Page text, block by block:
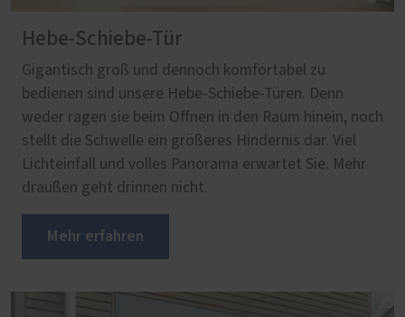
Hebe-Schiebe-Tür
Gigantisch groß und dennoch komfortabel zu
bedienen sind unsere Hebe-Schiebe-Türen. Denn
weder ragen sie beim Öffnen in den Raum hinein, noch
stellt die Schwelle ein größeres Hindernis dar. Viel
Lichteinfall und volles Panorama erwartet Sie. Mehr
draußen geht drinnen nicht.
Mehr erfahren